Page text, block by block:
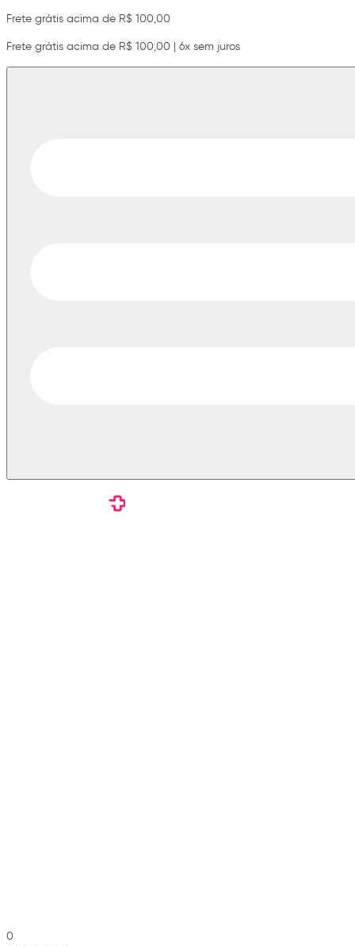
Frete grátis acima de R$ 100,00
Frete grátis acima de R$ 100,00 | 6x sem juros
0